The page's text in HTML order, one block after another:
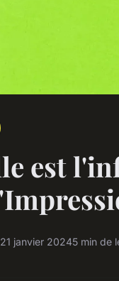
est
21 janvier 20245 min de